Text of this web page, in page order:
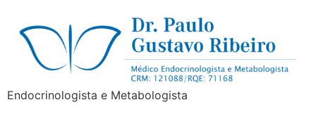
Endocrinologista e Metabologista